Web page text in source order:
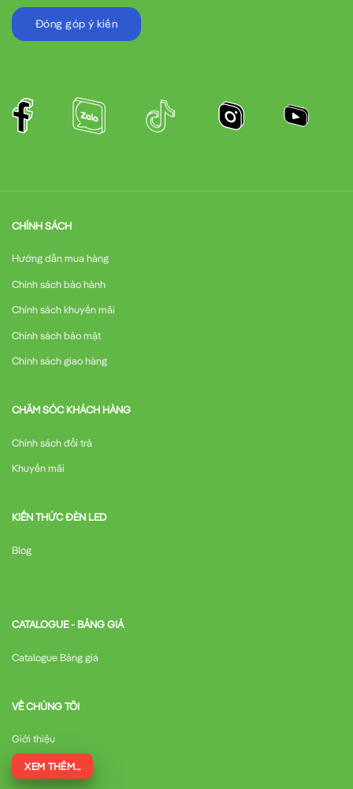
Đóng góp ý kiến
CHÍNH SÁCH
Hướng dẫn mua hàng
Chính sách bảo hành
Chính sách khuyến mãi
Chính sách bảo mật
Chính sách giao hàng
CHĂM SÓC KHÁCH HÀNG
Chính sách đổi trả
Khuyến mãi
KIẾN THỨC ĐÈN LED
Blog
CATALOGUE - BẢNG GIÁ
Catalogue Bảng giá
VỀ CHÚNG TÔI
Giới thiệu
XEM THÊM...